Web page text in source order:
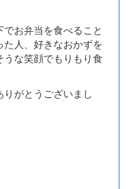
お弁当を食べること
人、好きなおかずを
な笑顔でもりもり食
がとうございまし